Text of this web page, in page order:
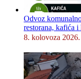
Odvoz
restorana, kafića i
8. kolovoza 2026.